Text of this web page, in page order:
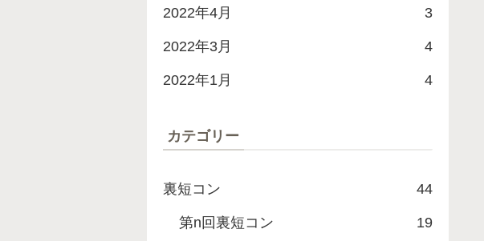
2022年4月 3
2022年3月 4
2022年1月 4
カテゴリー
裏短コン 44
第n回裏短コン 19